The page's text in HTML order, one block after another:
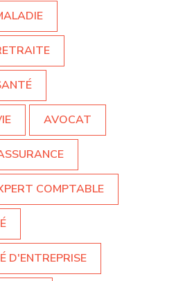
AVOCAT
COMPTABLE
D'ENTREPRISE